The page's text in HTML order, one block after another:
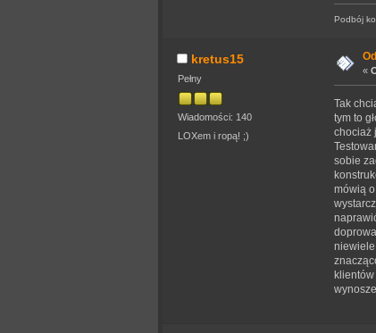
Podbój
kretus15
Pełny
Wiadomości: 140
LOXem i ropą! ;)
«
Tak
tym to
chociaż
sobie
mówią
niewiele